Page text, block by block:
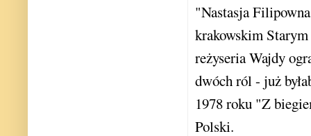
"Nastasja
krakowskim
reżyseria Wajdy
dwóch ról - już
1978 roku "Z
Polski.